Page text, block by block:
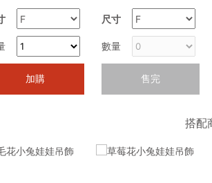
加購
尺寸
數量
售完
搭配